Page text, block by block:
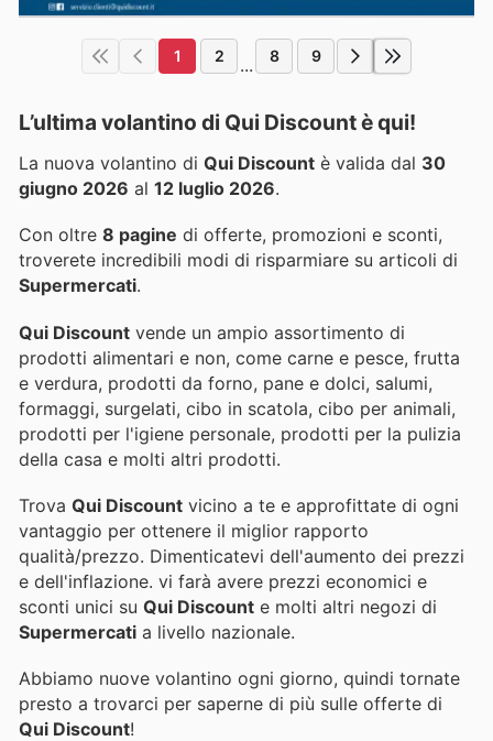
1 2 ... 8 9
L’ultima volantino di Qui Discount è qui!
La nuova volantino di Qui Discount è valida dal 30
giugno 2026 al 12 luglio 2026.
Con oltre 8 pagine di offerte, promozioni e sconti,
troverete incredibili modi di risparmiare su articoli di
Supermercati.
Qui Discount vende un ampio assortimento di
prodotti alimentari e non, come carne e pesce, frutta
e verdura, prodotti da forno, pane e dolci, salumi,
formaggi, surgelati, cibo in scatola, cibo per animali,
prodotti per l'igiene personale, prodotti per la pulizia
della casa e molti altri prodotti.
Trova Qui Discount vicino a te e approfittate di ogni
vantaggio per ottenere il miglior rapporto
qualità/prezzo. Dimenticatevi dell'aumento dei prezzi
e dell'inflazione. vi farà avere prezzi economici e
sconti unici su Qui Discount e molti altri negozi di
Supermercati a livello nazionale.
Abbiamo nuove volantino ogni giorno, quindi tornate
presto a trovarci per saperne di più sulle offerte di
Qui Discount!